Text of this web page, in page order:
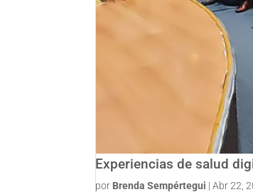
Experiencias de salud
por Brenda Sempértegui |Abr 22,